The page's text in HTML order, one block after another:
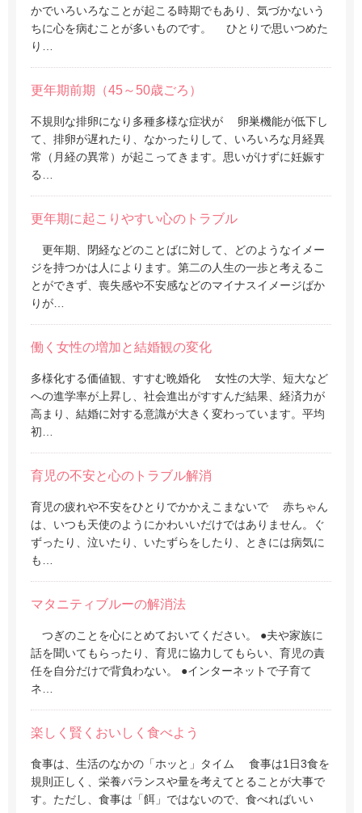
かでいろいろなことが起こる時期でもあり、気づかないう
ちに心を病むことが多いものです。 ひとりで思いつめた
り…
更年期前期（45～50歳ごろ）
不規則な排卵になり多種多様な症状が 卵巣機能が低下し
て、排卵が遅れたり、なかったりして、いろいろな月経異
常（月経の異常）が起こってきます。思いがけずに妊娠す
る…
更年期に起こりやすい心のトラブル
更年期、閉経などのことばに対して、どのようなイメー
ジを持つかは人によります。第二の人生の一歩と考えるこ
とができず、喪失感や不安感などのマイナスイメージばか
りが…
働く女性の増加と結婚観の変化
多様化する価値観、すすむ晩婚化 女性の大学、短大など
への進学率が上昇し、社会進出がすすんだ結果、経済力が
高まり、結婚に対する意識が大きく変わっています。平均
初…
育児の不安と心のトラブル解消
育児の疲れや不安をひとりでかかえこまないで 赤ちゃん
は、いつも天使のようにかわいいだけではありません。ぐ
ずったり、泣いたり、いたずらをしたり、ときには病気に
も…
マタニティブルーの解消法
つぎのことを心にとめておいてください。 ●夫や家族に
話を聞いてもらったり、育児に協力してもらい、育児の責
任を自分だけで背負わない。 ●インターネットで子育て
ネ…
楽しく賢くおいしく食べよう
食事は、生活のなかの「ホッと」タイム 食事は1日3食を
規則正しく、栄養バランスや量を考えてとることが大事で
す。ただし、食事は「餌」ではないので、食べればいい